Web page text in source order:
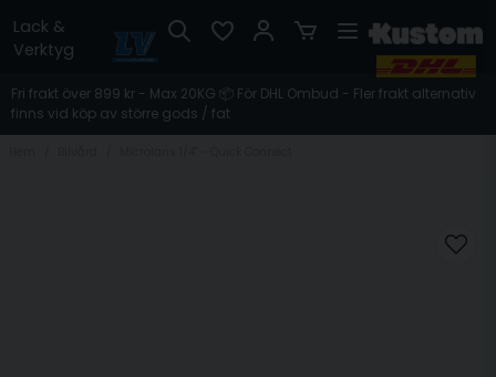
Lack &
Verktyg
Fri frakt över 899 kr - Max 20KG 📦 För DHL Ombud - Fler frakt alternativ
finns vid köp av större gods / fat